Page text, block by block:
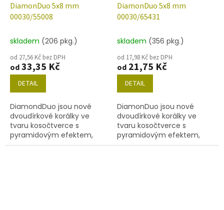
DiamonDuo 5x8 mm
00030/55008
skladem (206 pkg.)
od 27,56 Kč bez DPH
od33,35 Kč
DETAIL
DiamondDuo jsou nové
dvoudírkové korálky ve
tvaru kosočtverce s
pyramidovým efektem,
velikost 5x8 mm, obsah
DiamonDuo 5x8 mm
00030/65431
skladem (356 pkg.)
od 17,98 Kč bez DPH
od 21,75 Kč
DETAIL
DiamonDuo jsou nové
dvoudírkové korálky ve
tvaru kosočtverce s
pyramidovým efektem,
velikost 5x8 mm, obsah